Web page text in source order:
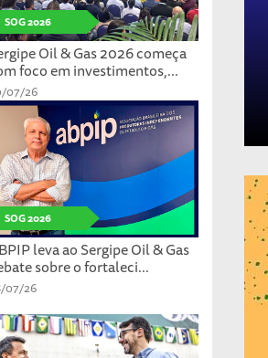
SOG 2026
Oil & Gas 2026 começa
foco em investimentos,...
07/26
SOG 2026
leva ao Sergipe Oil & Gas
sobre o fortaleci...
07/26